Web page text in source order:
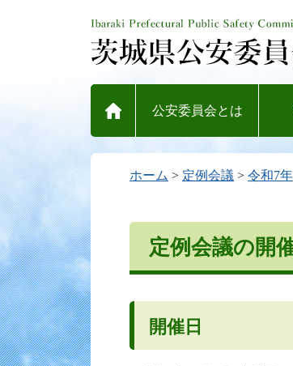
ホーム 公安委員会とは
ホーム > 定例会議 > 令和7年
定例会議の開
開催日